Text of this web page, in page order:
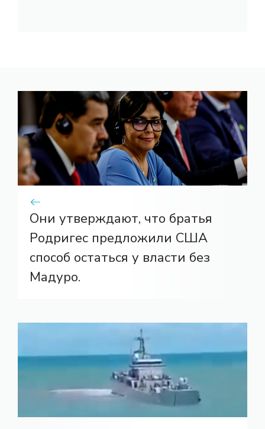
Они утверждают, что братья
Родригес предложили США
способ остаться у власти без
Мадуро.